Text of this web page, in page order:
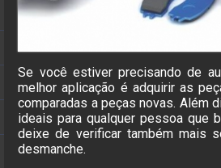
Se você estiver precisando de
melhor aplicação é adquirir as
comparadas a peças novas. Além
ideais para qualquer pessoa que
deixe de verificar também mais
desmanche.